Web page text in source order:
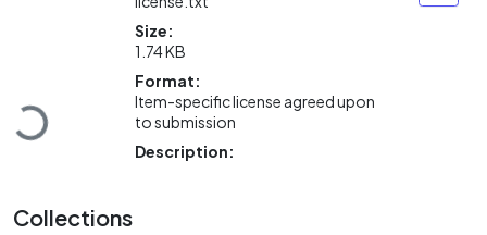
Loading...
Size:
1.74 KB
Format:
Item-specific license agreed upon
to submission
Description:
Collections